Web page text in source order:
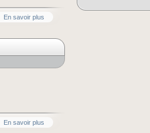
En savoir plus
En savoir plus